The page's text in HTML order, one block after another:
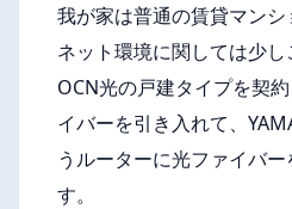
我が家は普通の賃貸マン
ネット環境に関しては少し
OCN光の戸建タイプを契
イバーを引き入れて、
うルーターに光ファイバ
す。